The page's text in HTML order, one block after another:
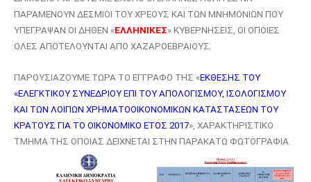
ΠΑΡΑΜΕΝΟΥΝ ΔΕΣΜΙΟΙ ΤΟΥ ΧΡΕΟΥΣ ΚΑΙ ΤΩΝ ΜΝΗΜΟΝΙΩΝ ΠΟΥ
ΥΠΕΓΡΑΨΑΝ ΟΙ ΔΗΘΕΝ «ΕΛΛΗΝΙΚΕΣ» ΚΥΒΕΡΝΗΣΕΙΣ, ΟΙ ΟΠΟΙΕΣ
ΟΛΕΣ ΑΠΟΤΕΛΟΥΝΤΑΙ ΑΠΟ ΧΑΖΑΡΟΕΒΡΑΙΟΥΣ.
ΠΑΡΟΥΣΙΑΖΟΥΜΕ ΤΩΡΑ ΤΟ ΕΓΓΡΑΦΟ ΤΗΣ «ΕΚΘΕΣΗΣ ΤΟΥ
«ΕΛΕΓΚΤΙΚΟΥ ΣΥΝΕΔΡΙΟΥ ΕΠΙ ΤΟΥ ΑΠΟΛΟΓΙΣΜΟΥ, ΙΣΟΛΟΓΙΣΜΟΥ
ΚΑΙ ΤΩΝ ΛΟΙΠΩΝ ΧΡΗΜΑΤΟΟΙΚΟΝΟΜΙΚΩΝ ΚΑΤΑΣΤΑΣΕΩΝ ΤΟΥ
ΚΡΑΤΟΥΣ ΓΙΑ ΤΟ ΟΙΚΟΝΟΜΙΚΟ ΕΤΟΣ 2017», ΧΑΡΑΚΤΗΡΙΣΤΙΚΟ
ΤΜΗΜΑ ΤΗΣ ΟΠΟΙΑΣ ΔΕΙΧΝΕΤΑΙ ΣΤΗΝ ΠΑΡΑΚΑΤΩ ΦΩΤΟΓΡΑΦΙΑ.